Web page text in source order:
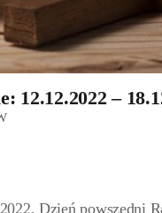
12.12.2022 –
Dzień powszedni